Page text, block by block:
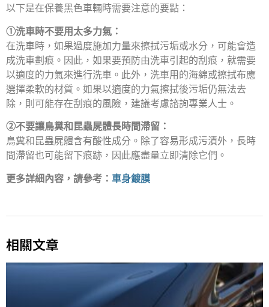
以下是在保養黑色車輛時需要注意的要點：
①洗車時不要用太多力氣：
在洗車時，如果過度施加力量來擦拭污垢或水分，可能會造
成洗車劃痕。因此，如果要預防由洗車引起的刮痕，就需要
以適度的力氣來進行洗車。此外，洗車用的海綿或擦拭布應
選擇柔軟的材質。如果以適度的力氣擦拭後污垢仍無法去
除，則可能存在刮痕的風險，建議考慮諮詢專業人士。
②不要讓鳥糞和昆蟲屍體長時間滯留：
鳥糞和昆蟲屍體含有酸性成分。除了容易形成污漬外，長時
間滯留也可能留下痕跡，因此應盡量立即清除它們。
更多詳細內容，請參考： 車身鍍膜
相關文章